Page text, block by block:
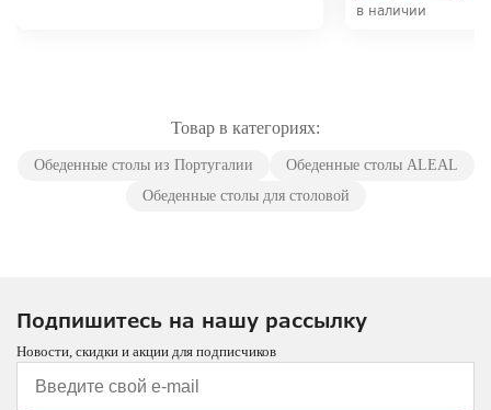
в наличии
Товар в категориях:
Обеденные столы из Португалии
Обеденные столы ALEAL
Обеденные столы для столовой
Подпишитесь на нашу рассылку
Новости, скидки и акции для подписчиков